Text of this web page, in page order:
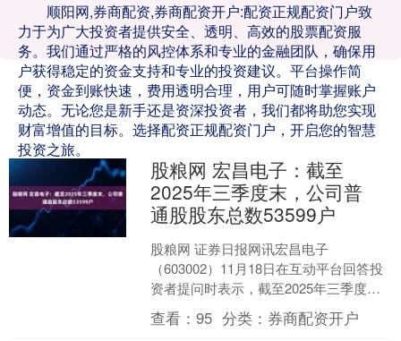
顺阳网,券商配资,券商配资开户:配资正规配资门户致
力于为广大投资者提供安全、透明、高效的股票配资服
务。我们通过严格的风控体系和专业的金融团队，确保用
户获得稳定的资金支持和专业的投资建议。平台操作简
便，资金到账快速，费用透明合理，用户可随时掌握账户
动态。无论您是新手还是资深投资者，我们都将助您实现
财富增值的目标。选择配资正规配资门户，开启您的智慧
投资之旅。
股粮网 宏昌电子：截至
2025年三季度末，公司普
通股股东总数53599户
股粮网 证券日报网讯宏昌电子
（603002）11月18日在互动平台回答投
资者提问时表示，截至2025年三季度
末，公司普通股股东总数53，599户。....
查看：95 分类： 券商配资开户